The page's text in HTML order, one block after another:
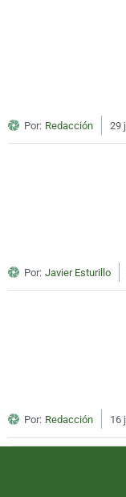
Por: Redacción 29
Por: Javier Esturillo
Por: Redacción 16